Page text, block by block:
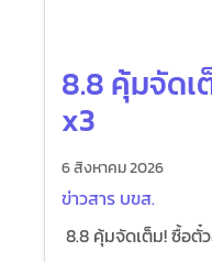
8.8 คุ้มจัดเ
x3
6 สิงหาคม 2026
ข่าวสาร บขส.
8.8 คุ้มจัดเต็ม! ซื้อตั๋